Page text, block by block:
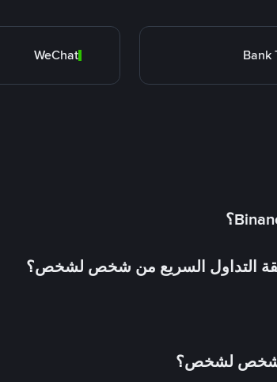
Bank
WeChat
التداول السريع من شخص لشخص؟